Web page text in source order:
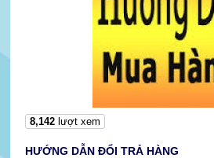
8,142lượt xem
HƯỚNG DẪN ĐỔI TRẢ HÀNG